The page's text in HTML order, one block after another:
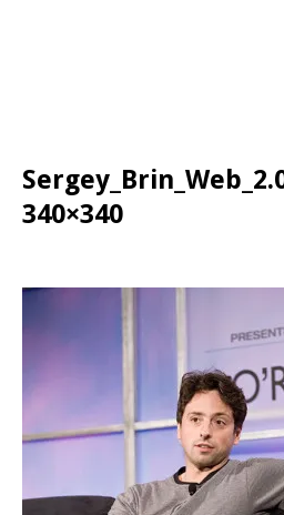
340×340